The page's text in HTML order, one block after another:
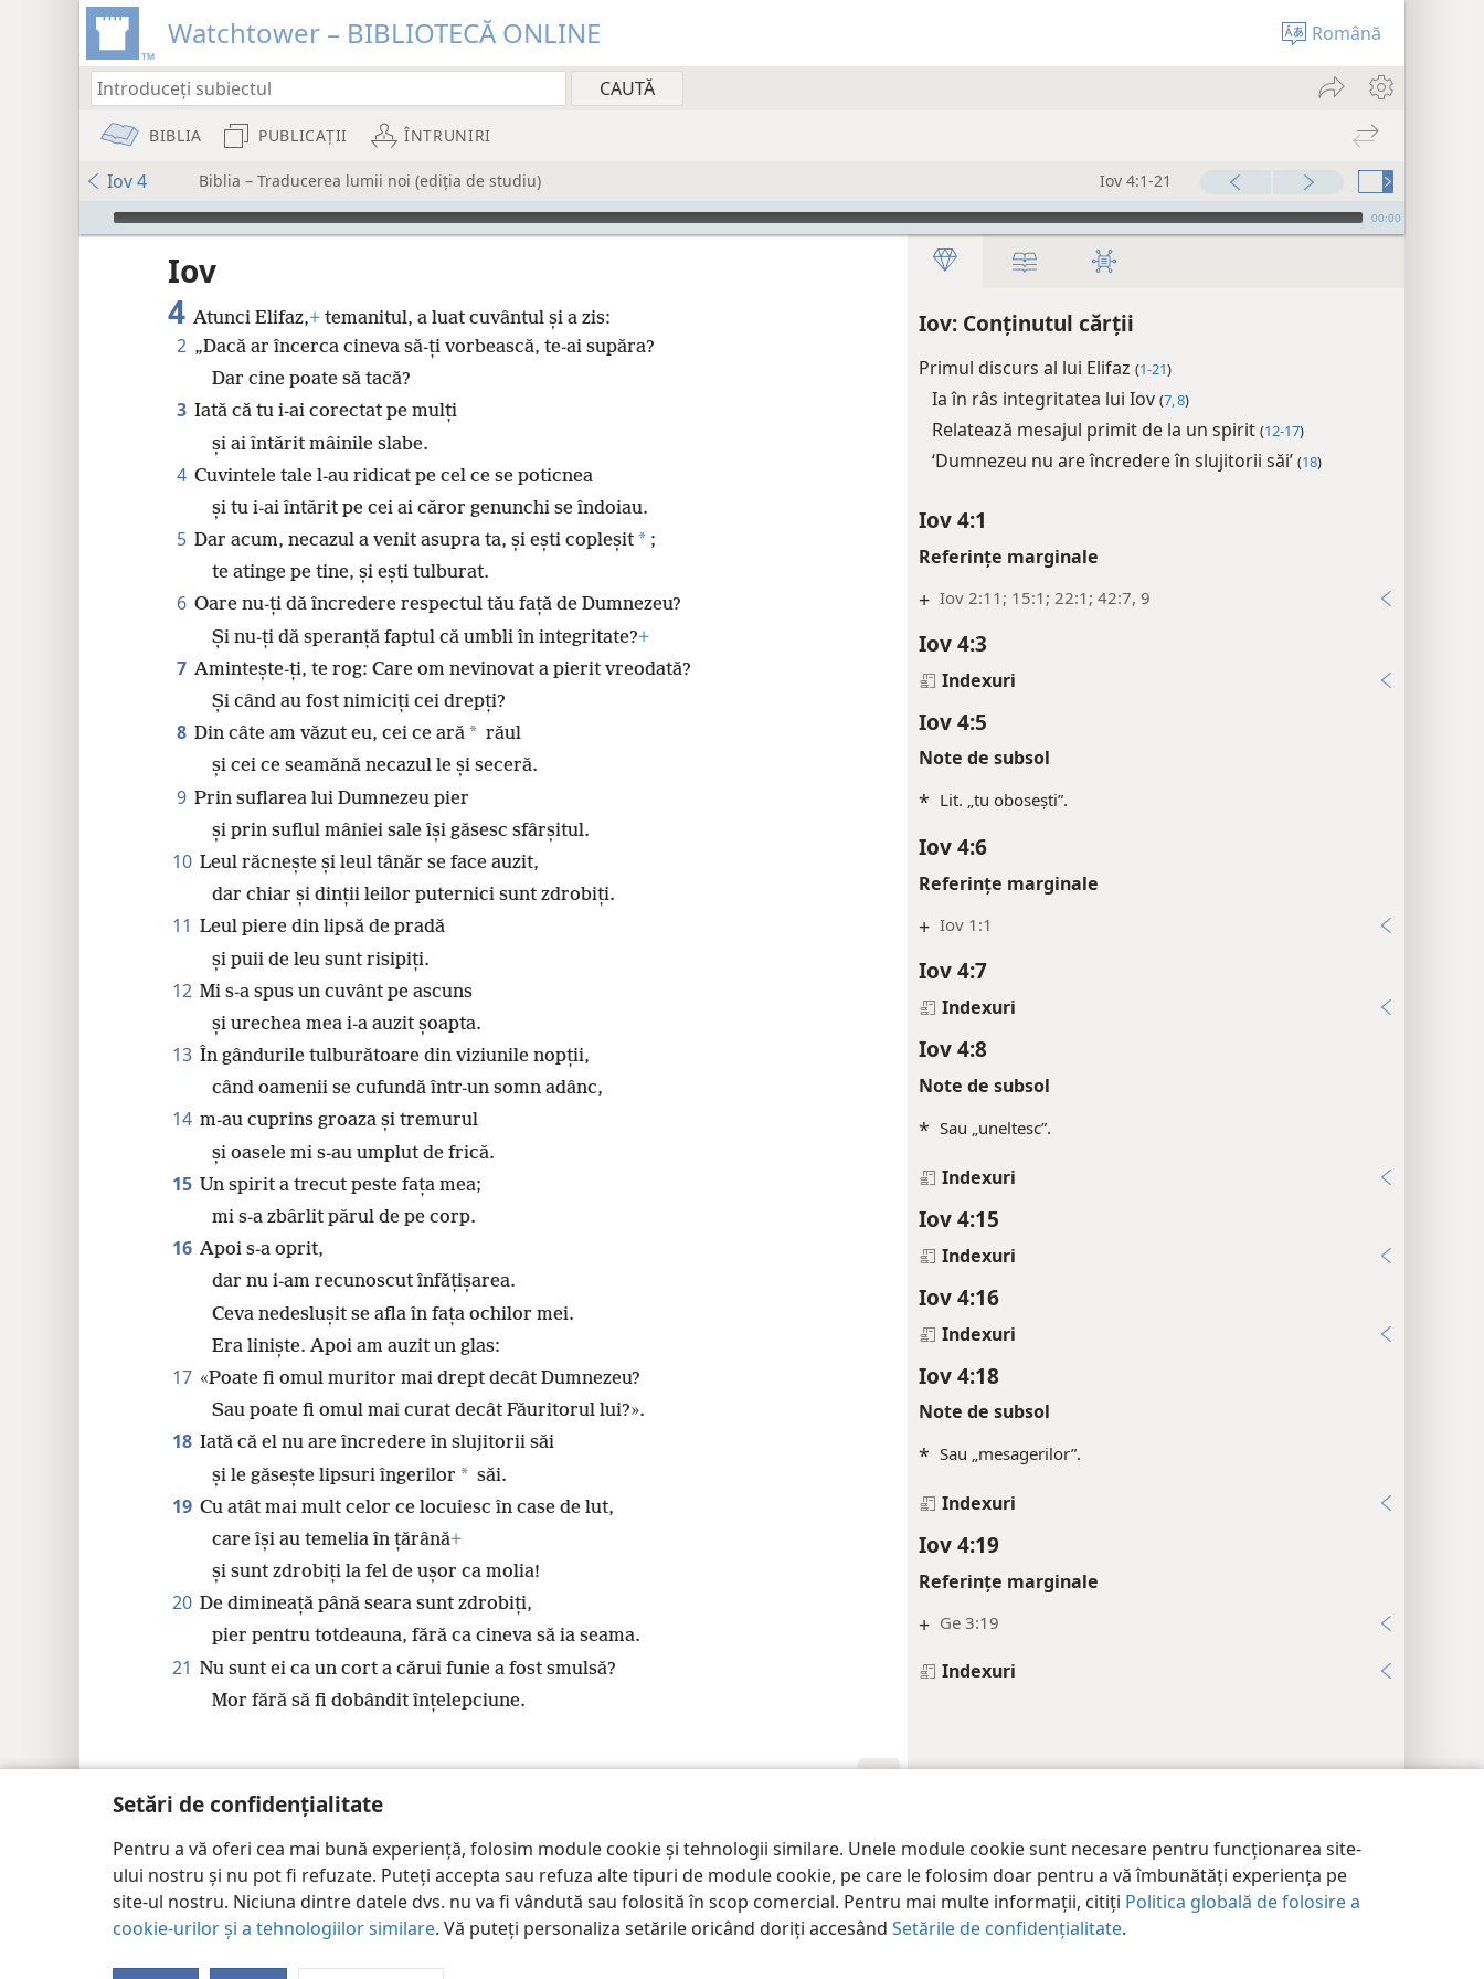
Setări de confidențialitate
Pentru a vă oferi cea mai bună experiență, folosim module cookie și tehnologii similare. Unele module cookie sunt necesare pentru funcționarea site-
ului nostru și nu pot fi refuzate. Puteți accepta sau refuza alte tipuri de module cookie, pe care le folosim doar pentru a vă îmbunătăți experiența pe
site-ul nostru. Niciuna dintre datele dvs. nu va fi vândută sau folosită în scop comercial. Pentru mai multe informații, citiți Politica globală de folosire a
cookie-urilor și a tehnologiilor similare. Vă puteți personaliza setările oricând doriți accesând Setările de confidențialitate.
Watchtower – BIBLIOTECĂ ONLINE Română
BIBLIA PUBLICAȚII ÎNTRUNIRI
Iov 4 Biblia – Traducerea lumii noi (ediția de studiu) Iov 4:1-21
Audio Player 00:00
Iov: Conținutul cărții
Primul discurs al lui Elifaz (1-21)
Ia în râs integritatea lui Iov (7, 8)
Relatează mesajul primit de la un spirit (12-17)
‘Dumnezeu nu are încredere în slujitorii săi’ (18)
Iov 4:1
Referințe marginale
+ Iov 2:11; 15:1; 22:1; 42:7, 9
Iov 4:3
Indexuri
Iov 4:5
Note de subsol
* Lit. „tu obosești”.
Iov 4:6
Referințe marginale
+ Iov 1:1
Iov 4:7
Indexuri
Iov 4:8
Note de subsol
* Sau „uneltesc”.
Indexuri
Iov 4:15
Indexuri
Iov 4:16
Indexuri
Iov 4:18
Note de subsol
* Sau „mesagerilor”.
Indexuri
Iov 4:19
Referințe marginale
+ Ge 3:19
Indexuri
Iov
4 Atunci Elifaz,+ temanitul, a luat cuvântul și a zis:
2 „Dacă ar încerca cineva să-ți vorbească, te-ai supăra?
Dar cine poate să tacă?
3 Iată că tu i-ai corectat pe mulți
și ai întărit mâinile slabe.
4 Cuvintele tale l-au ridicat pe cel ce se poticnea
și tu i-ai întărit pe cei ai căror genunchi se îndoiau.
5 Dar acum, necazul a venit asupra ta, și ești copleșit * ;
te atinge pe tine, și ești tulburat.
6 Oare nu-ți dă încredere respectul tău față de Dumnezeu?
Și nu-ți dă speranță faptul că umbli în integritate?+
7 Amintește-ți, te rog: Care om nevinovat a pierit vreodată?
Și când au fost nimiciți cei drepți?
8 Din câte am văzut eu, cei ce ară * răul
și cei ce seamănă necazul le și seceră.
9 Prin suflarea lui Dumnezeu pier
și prin suflul mâniei sale își găsesc sfârșitul.
10 Leul răcnește și leul tânăr se face auzit,
dar chiar și dinții leilor puternici sunt zdrobiți.
11 Leul piere din lipsă de pradă
și puii de leu sunt risipiți.
12 Mi s-a spus un cuvânt pe ascuns
și urechea mea i-a auzit șoapta.
13 În gândurile tulburătoare din viziunile nopții,
când oamenii se cufundă într-un somn adânc,
14 m-au cuprins groaza și tremurul
și oasele mi s-au umplut de frică.
15 Un spirit a trecut peste fața mea;
mi s-a zbârlit părul de pe corp.
16 Apoi s-a oprit,
dar nu i-am recunoscut înfățișarea.
Ceva nedeslușit se afla în fața ochilor mei.
Era liniște. Apoi am auzit un glas:
17 «Poate fi omul muritor mai drept decât Dumnezeu?
Sau poate fi omul mai curat decât Făuritorul lui?».
18 Iată că el nu are încredere în slujitorii săi
și le găsește lipsuri îngerilor * săi.
19 Cu atât mai mult celor ce locuiesc în case de lut,
care își au temelia în țărână+
și sunt zdrobiți la fel de ușor ca molia!
20 De dimineață până seara sunt zdrobiți,
pier pentru totdeauna, fără ca cineva să ia seama.
21 Nu sunt ei ca un cort a cărui funie a fost smulsă?
Mor fără să fi dobândit înțelepciune.
© 2026 Watch Tower Bible and Tract Society of Pennsylvania